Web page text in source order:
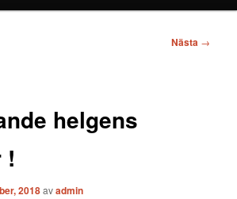
Nästa →
helgens
!
2018avadmin